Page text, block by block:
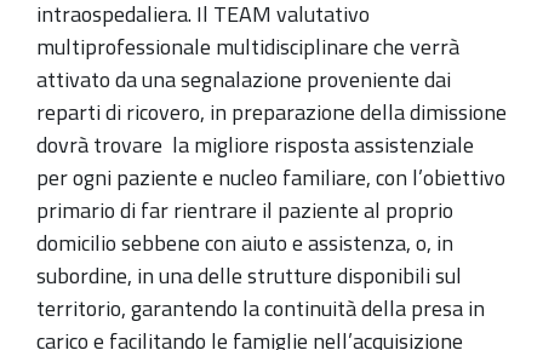
intraospedaliera. Il TEAM valutativo
multiprofessionale multidisciplinare che verrà
attivato da una segnalazione proveniente dai
reparti di ricovero, in preparazione della dimissione
dovrà trovare la migliore risposta assistenziale
per ogni paziente e nucleo familiare, con l’obiettivo
primario di far rientrare il paziente al proprio
domicilio sebbene con aiuto e assistenza, o, in
subordine, in una delle strutture disponibili sul
territorio, garantendo la continuità della presa in
carico e facilitando le famiglie nell’acquisizione